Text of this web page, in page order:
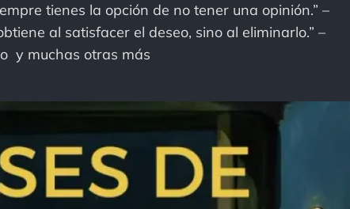
tienes la opción de no tener una opinión.” –
al satisfacer el deseo, sino al eliminarlo.” –
y muchas otras más